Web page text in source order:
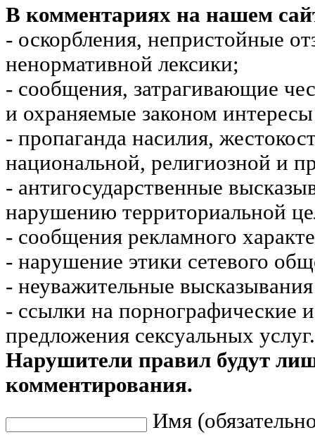
В комментариях на нашем
- оскорбления, непристойные
ненормативной лексики;
- сообщения, затрагивающие
и охраняемые законом
- пропаганда насилия,
национальной, религиозной и
- антигосударственные
нарушению территориальной
- сообщения рекламного
- нарушение этики сетевого
- неуважительные
- ссылки на порнографические
предложения сексуальных услуг.
Нарушители правил будут
комментирования.
Имя